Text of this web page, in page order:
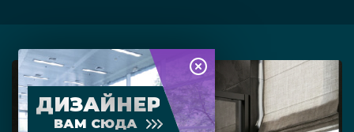
ДИЗАЙНЕР
ВАМ СЮДА